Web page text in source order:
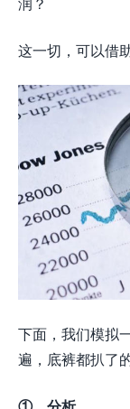
这一切，可以借
下面，我们模拟
遍，底裤都扒了